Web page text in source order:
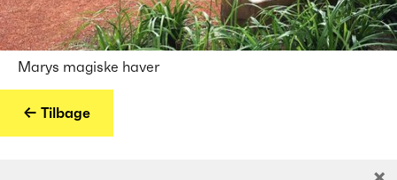
Marys magiske haver
← Tilbage